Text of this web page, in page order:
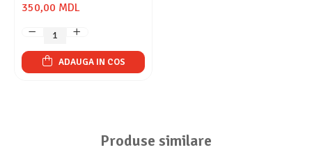
350,00 MDL
ADAUGA IN COS
Produse similare